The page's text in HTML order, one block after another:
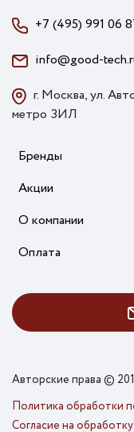
+7 (495) 991 06
info@good-
г. Москва, ул.
метро ЗИЛ
Бренды
Акции
О компании
Оплата
Авторские права ©
Политика обработки
Согласие на